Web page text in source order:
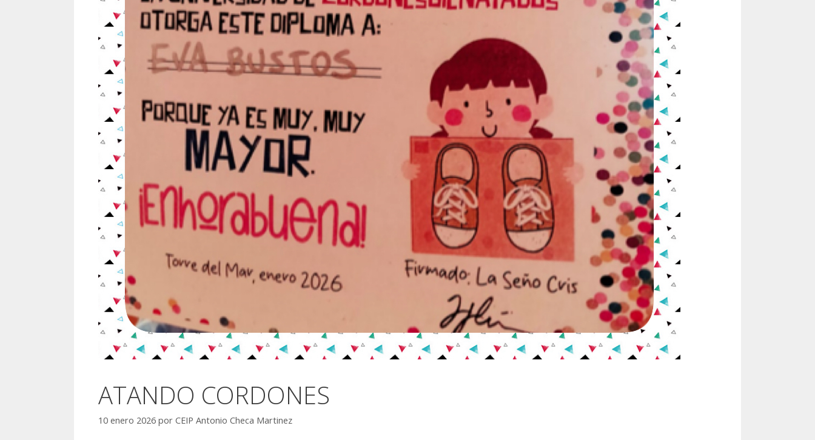
ATANDO CORDONES
10 enero 2026 por CEIP Antonio Checa Martinez